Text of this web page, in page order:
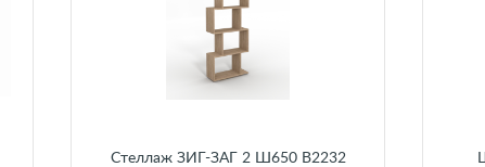
Стеллаж ЗИГ-ЗАГ 2 Ш650 В2232